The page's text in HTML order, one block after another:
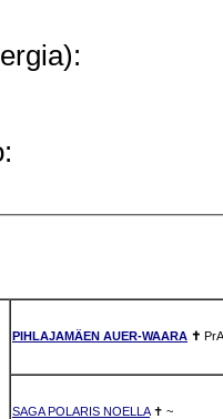
PIHLAJAMÄEN AUER-WAARA ✝ PrA
SAGA POLARIS NOELLA✝ ~